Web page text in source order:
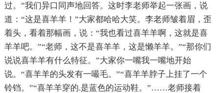
过。”我们异口同声地回答。这时李老师举起一张画，说
道：“这是喜羊羊！”大家都哈哈大笑。李老师皱着眉，歪
着头，看着那幅画，说：“我也看过喜羊羊啊，这就是喜
羊羊吧。”“老师，这不是喜羊羊，这是懒羊羊。”“那你们
说说喜羊羊有什么特征。”大家你一嘴我一嘴地开始
说。“喜羊羊的头发有一嘬毛。”“喜羊羊脖子上挂了一个
铃铛。”“喜羊羊穿的.是蓝色的运动鞋。”……老师接着